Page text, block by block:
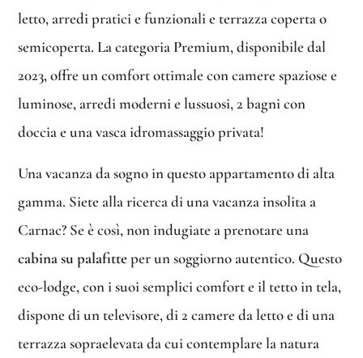
letto, arredi pratici e funzionali e terrazza coperta o
semicoperta. La categoria Premium, disponibile dal
2023, offre un comfort ottimale con camere spaziose e
luminose, arredi moderni e lussuosi, 2 bagni con
doccia e una vasca idromassaggio privata!
Una vacanza da sogno in questo appartamento di alta
gamma. Siete alla ricerca di una vacanza insolita a
Carnac? Se è così, non indugiate a prenotare una
cabina su palafitteper un soggiorno autentico. Questo
eco-lodge, con i suoi semplici comfort e il tetto in tela,
dispone di un televisore, di 2 camere da letto e di una
terrazza sopraelevata da cui contemplare la natura